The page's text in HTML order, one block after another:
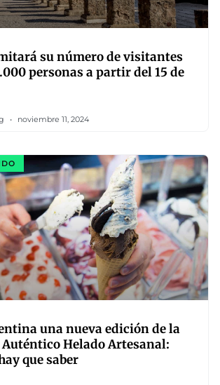
su número de visitantes
personas a partir del 15 de
noviembre 11, 2024
una nueva edición de la
Auténtico Helado Artesanal:
que saber